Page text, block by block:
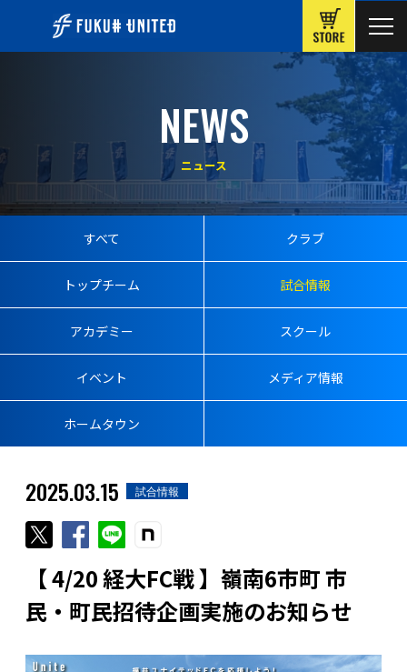
NEWS
ニュース
すべて クラブ
トップチーム 試合情報
アカデミー スクール
イベント メディア情報
ホームタウン
2025.03.15 試合情報
【 4/20 経大FC戦 】嶺南6市町 市
民・町民招待企画実施のお知らせ